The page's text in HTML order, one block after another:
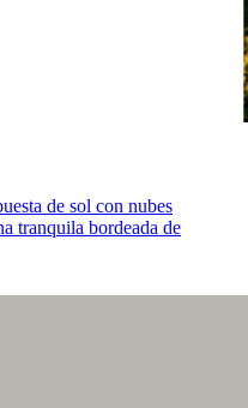
de sol con nubes
tranquila bordeada de